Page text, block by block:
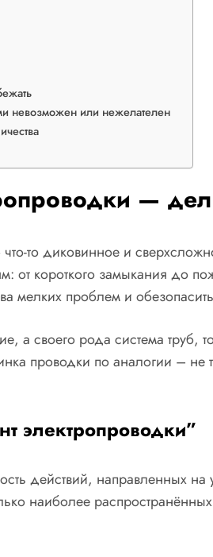
невозможен или нежелателен
—
то диковинное и
от короткого замыкания
мелких проблем и
а своего рода система
проводки по аналогии – не
электропроводки”
действий, направленных
наиболее